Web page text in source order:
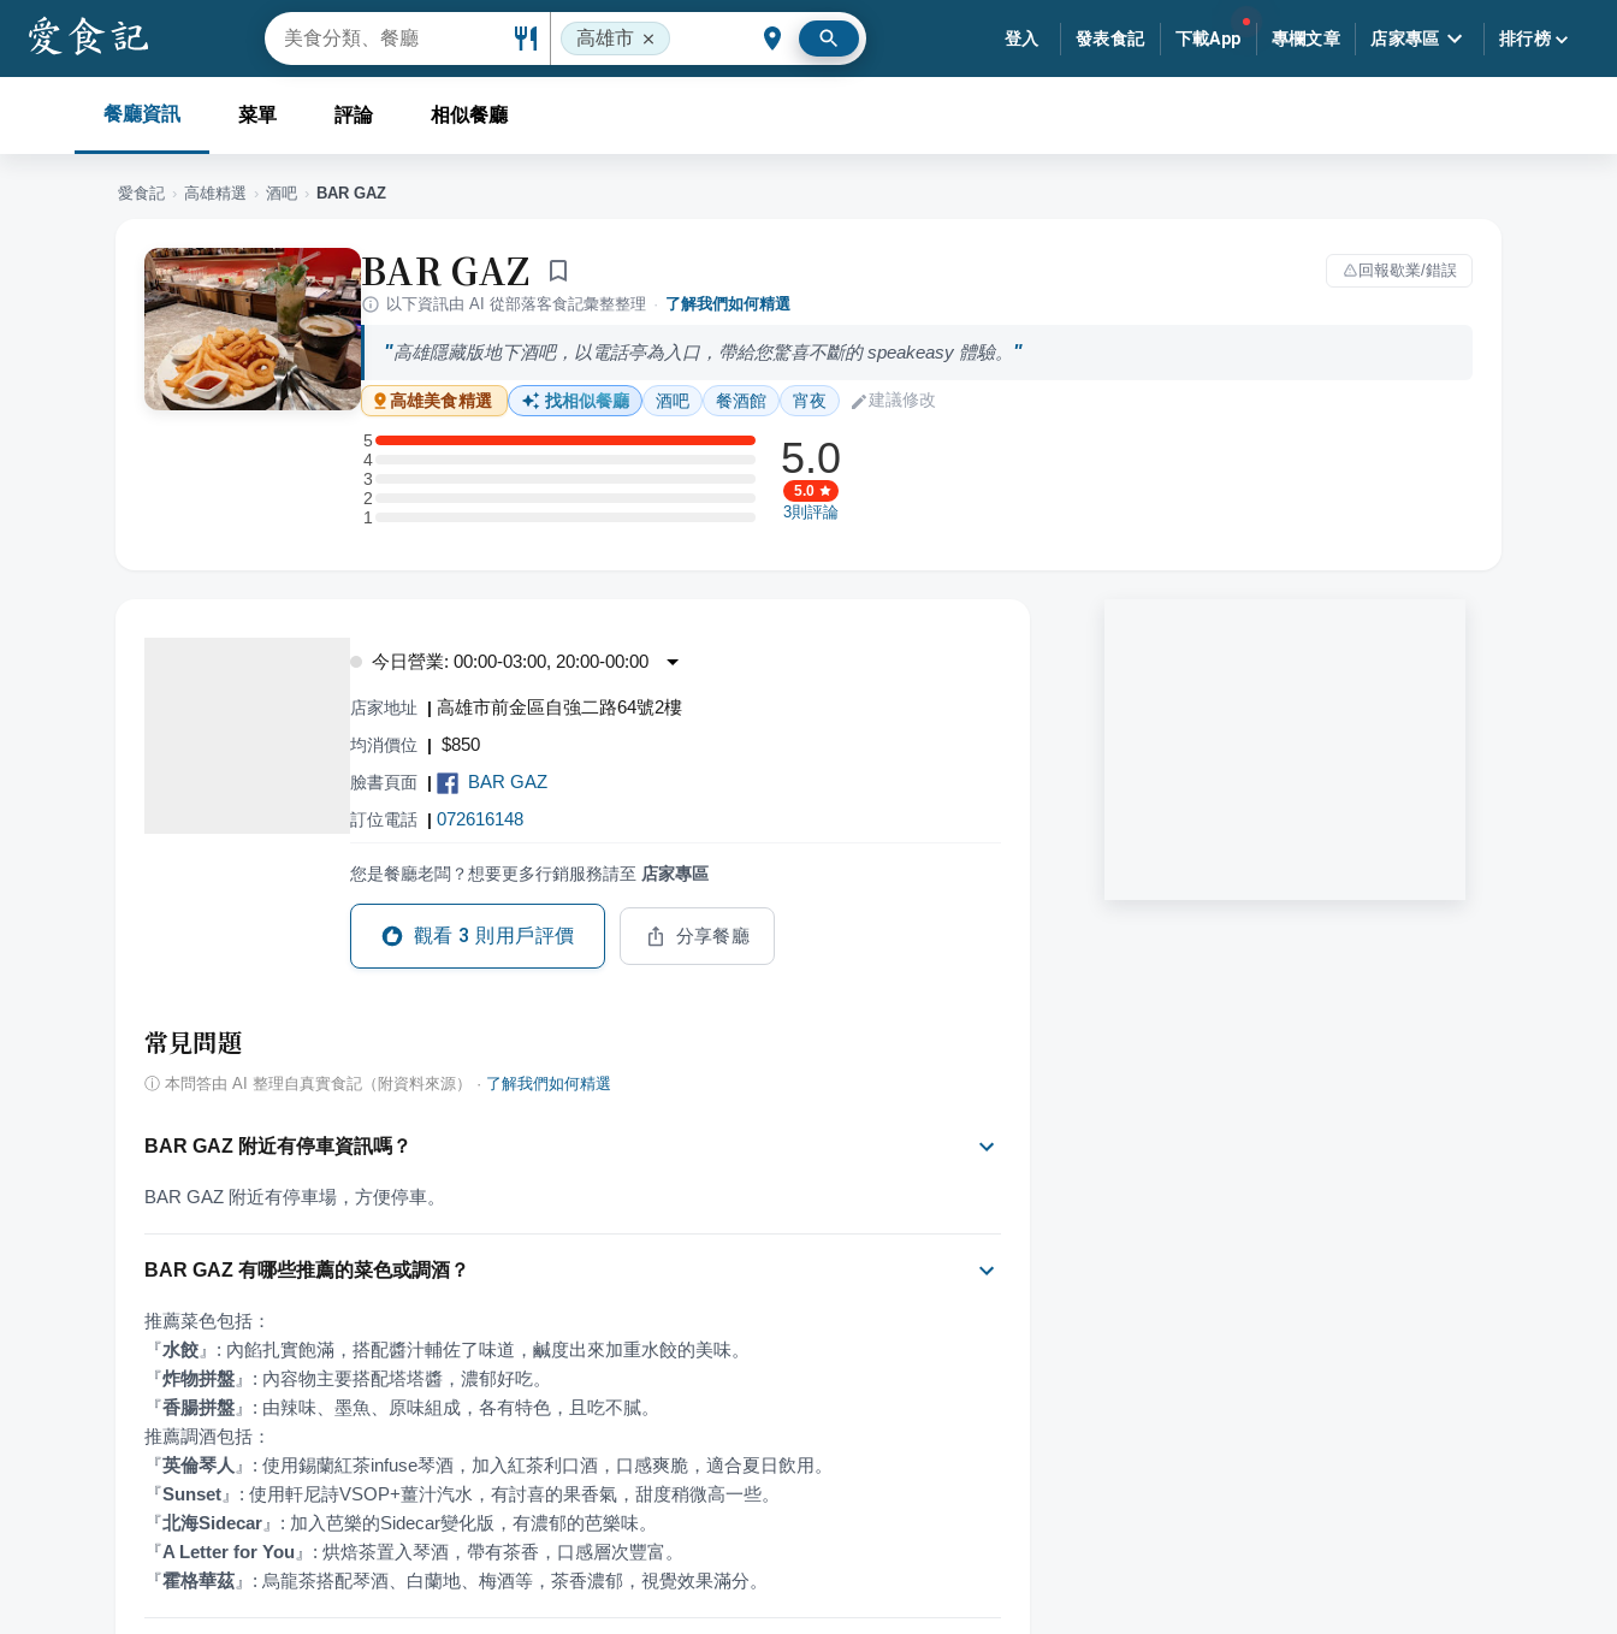
高雄市 登入 發表食記 下載App 專欄文章 店家專區 排行榜
餐廳資訊 菜單 評論 相似餐廳
愛食記 › 高雄精選 › 酒吧 › BAR GAZ
BAR GAZ
回報歇業/錯誤
以下資訊由 AI 從部落客食記彙整整理 · 了解我們如何精選
高雄隱藏版地下酒吧，以電話亭為入口，帶給您驚喜不斷的 speakeasy 體驗。
高雄美食精選 找相似餐廳 酒吧 餐酒館 宵夜 建議修改
5
5 星：1 則評論
4
4 星：0 則評論
3
3 星：0 則評論
2
2 星：0 則評論
11 星：0 則評論
5.0
5.0
3則評論
今日營業: 00:00-03:00, 20:00-00:00
店家地址 | 高雄市前金區自強二路64號2樓
均消價位 | $850
臉書頁面 | BAR GAZ
訂位電話 | 072616148
您是餐廳老闆？想要更多行銷服務請至 店家專區
觀看 3 則用戶評價 分享餐廳
常見問題
ⓘ 本問答由 AI 整理自真實食記（附資料來源） · 了解我們如何精選
BAR GAZ 附近有停車資訊嗎？
BAR GAZ 附近有停車場，方便停車。
BAR GAZ 有哪些推薦的菜色或調酒？
『水餃 』
『炸物拼盤 』
『香腸拼盤 』 : 由辣味、墨魚、原味組成，各有特色，且吃不膩。
『英倫琴人 』
『Sunset 』
『北海Sidecar 』
『A Letter for You 』
『霍格華茲 』 : 烏龍茶搭配琴酒、白蘭地、梅酒等，茶香濃郁，視覺效果滿分。